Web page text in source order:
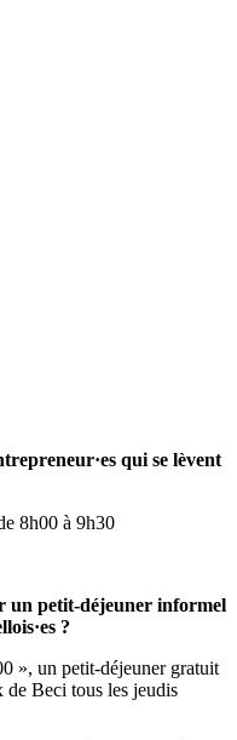
qui se lèvent
8h00 à 9h30
un petit-déjeuner informel
?
», un petit-déjeuner gratuit
de Beci tous les jeudis